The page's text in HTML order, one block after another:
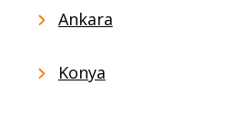
Ankara
Konya